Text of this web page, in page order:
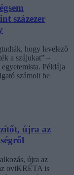
százezer
hogy levelező
a szájukat” –
Példája
számolt be
újra az
újra az
oviKRÉTA is